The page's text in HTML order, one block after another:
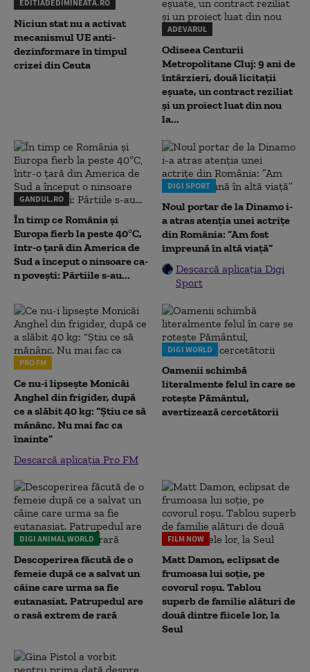
EDITIADEDIMINEATA.RO
Niciun stat nu a activat
mecanismul UE anti-
dezinformare în timpul
crizei din Ceuta
ADEVARUL
Odiseea Centurii
Metropolitane Cluj: 9 ani de
întârzieri, două licitații
eșuate, un contract reziliat
și un proiect luat din nou
la...
GANDUL.RO
În timp ce România și
Europa fierb la peste 40°C,
într-o țară din America de
Sud a început o ninsoare ca-
n povești: Pârtiile s-au...
DIGI SPORT
Noul portar de la Dinamo i-
a atras atenția unei actrițe
din România: ”Am fost
împreună în altă viață”
Descarcă aplicația Digi
Sport
PRO FM
Ce nu-i lipsește Monicăi
Anghel din frigider, după
ce a slăbit 40 kg: “Știu ce să
mănânc. Nu mai fac ca
înainte”
Descarcă aplicația Pro FM
DIGI WORLD
Oamenii schimbă
literalmente felul în care se
rotește Pământul,
avertizează cercetătorii
DIGI ANIMAL WORLD
Descoperirea făcută de o
femeie după ce a salvat un
câine care urma sa fie
eutanasiat. Patrupedul are
o rasă extrem de rară
FILM NOW
Matt Damon, eclipsat de
frumoasa lui soție, pe
covorul roșu. Tablou
superb de familie alături de
două dintre fiicele lor, la
Seul